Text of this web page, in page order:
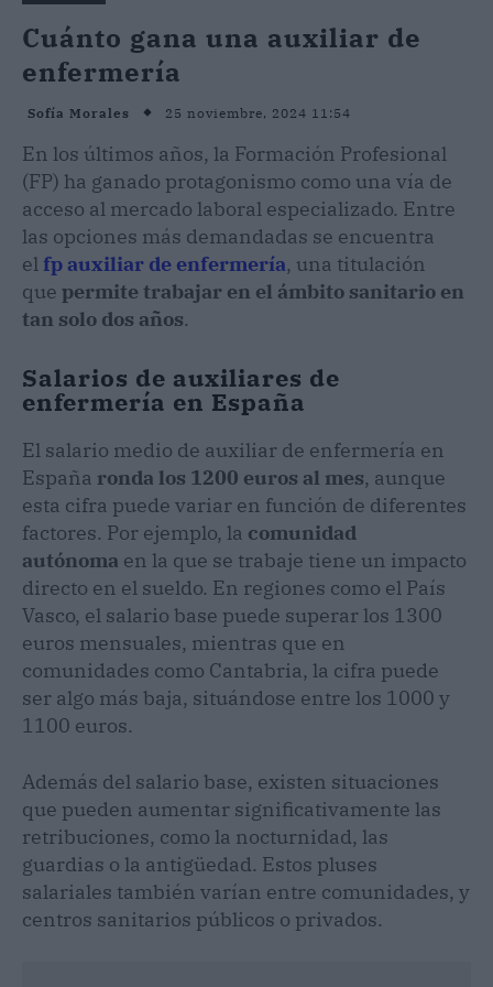
Cuánto gana una auxiliar de
enfermería
Sofía Morales 25 noviembre, 2024 11:54
En los últimos años, la Formación Profesional
(FP) ha ganado protagonismo como una vía de
acceso al mercado laboral especializado. Entre
las opciones más demandadas se encuentra
el fp auxiliar de enfermería, una titulación
que permite trabajar en el ámbito sanitario en
tan solo dos años.
Salarios de auxiliares de
enfermería en España
El salario medio de auxiliar de enfermería en
España ronda los 1200 euros al mes, aunque
esta cifra puede variar en función de diferentes
factores. Por ejemplo, la comunidad
autónoma en la que se trabaje tiene un impacto
directo en el sueldo. En regiones como el País
Vasco, el salario base puede superar los 1300
euros mensuales, mientras que en
comunidades como Cantabria, la cifra puede
ser algo más baja, situándose entre los 1000 y
1100 euros.
Además del salario base, existen situaciones
que pueden aumentar significativamente las
retribuciones, como la nocturnidad, las
guardias o la antigüedad. Estos pluses
salariales también varían entre comunidades, y
centros sanitarios públicos o privados.